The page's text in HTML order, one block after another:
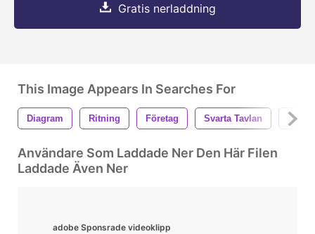
Gratis nerladdning
This Image Appears In Searches For
Diagram Ritning Företag Svarta Tavlan Pil
Användare Som Laddade Ner Den Här Filen
Laddade Även Ner
adobe Sponsrade videoklipp